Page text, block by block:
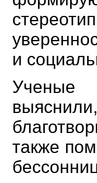
и
Ученые
также